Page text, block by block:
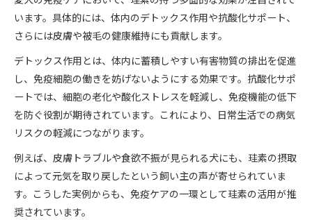
います。具体的には、体内のデトックス作用や抗酸化サポート、
さらには皮膚や被毛の健康維持にも貢献します。
デトックス作用とは、体内に蓄積しやすい有害物質の排出を促進
し、免疫細胞の働きを妨げないようにする効果です。抗酸化サポ
ートでは、細胞の老化や酸化ストレスを軽減し、免疫機能の低下
を防ぐ役割が期待されています。これにより、日常生活での病気
リスクの軽減につながります。
例えば、皮膚トラブルや食欲不振が見られる犬にも、珪素の摂取
によって元気を取り戻したという飼い主の声が寄せられていま
す。こうした実例からも、免疫ケアの一環として珪素の活用が推
奨されています。